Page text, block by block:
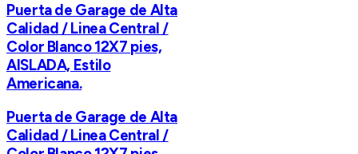
Puerta de Garage de Alta
Calidad / Linea Central /
Color Blanco 12X7 pies,
AISLADA, Estilo
Americana.
Puerta de Garage de Alta
Calidad / Linea Central /